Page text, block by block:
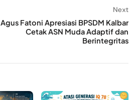
Next
Agus Fatoni Apresiasi BPSDM Kalbar
Cetak ASN Muda Adaptif dan
Berintegritas